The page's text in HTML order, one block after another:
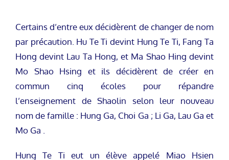
Certains d’entre eux décidèrent de changer de nom
par précaution. Hu Te Ti devint Hung Te Ti, Fang Ta
Hong devint Lau Ta Hong, et Ma Shao Hing devint
Mo Shao Hsing et ils décidèrent de créer en
commun cinq écoles pour répandre
l’enseignement de Shaolin selon leur nouveau
nom de famille : Hung Ga, Choi Ga ; Li Ga, Lau Ga et
Mo Ga .
Hung Te Ti eut un élève appelé Miao Hsien